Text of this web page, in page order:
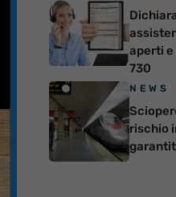
aperti
730
NEWS
rischio